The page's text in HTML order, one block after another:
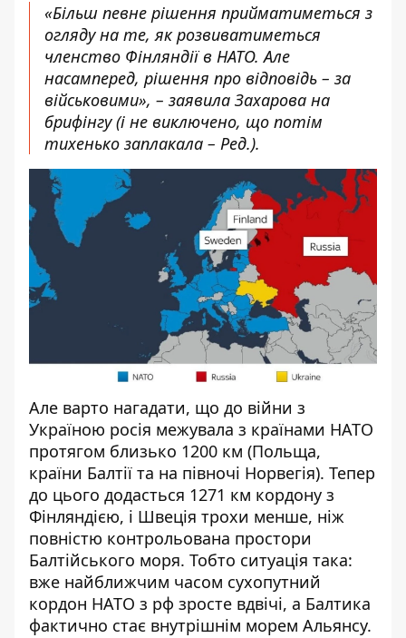
«Більш певне рішення прийматиметься з
огляду на те, як розвиватиметься
членство Фінляндії в НАТО. Але
насамперед, рішення про відповідь – за
військовими», – заявила Захарова на
брифінгу (і не виключено, що потім
тихенько заплакала – Ред.).
Але варто нагадати, що до війни з
Україною росія межувала з країнами НАТО
протягом близько 1200 км (Польща,
країни Балтії та на півночі Норвегія). Тепер
до цього додасться 1271 км кордону з
Фінляндією, і Швеція трохи менше, ніж
повністю контрольована простори
Балтійського моря. Тобто ситуація така:
вже найближчим часом сухопутний
кордон НАТО з рф зросте вдвічі, а Балтика
фактично стає внутрішнім морем Альянсу.